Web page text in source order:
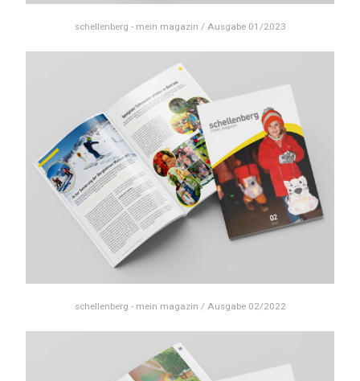
schellenberg - mein magazin / Ausgabe 01/2023
schellenberg - mein magazin / Ausgabe 02/2022